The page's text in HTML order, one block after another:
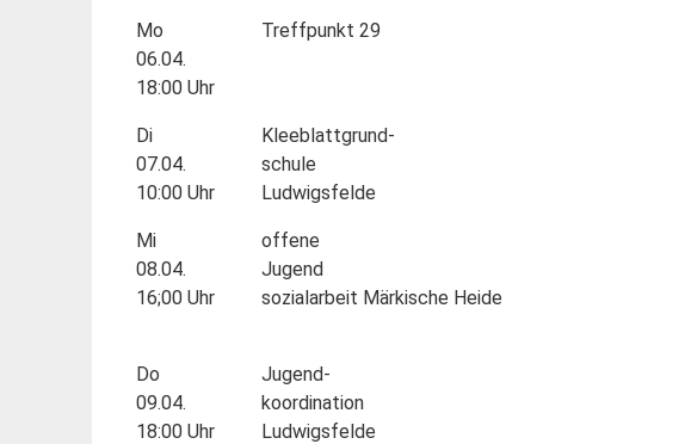
Mo
06.04.
18:00 Uhr
Treffpunkt 29
Di
07.04.
10:00 Uhr
Kleeblattgrund-
schule
Ludwigsfelde
Mi
08.04.
16;00 Uhr
offene
Jugend
sozialarbeit Märkische Heide
Do
09.04.
18:00 Uhr
Jugend-
koordination
Ludwigsfelde